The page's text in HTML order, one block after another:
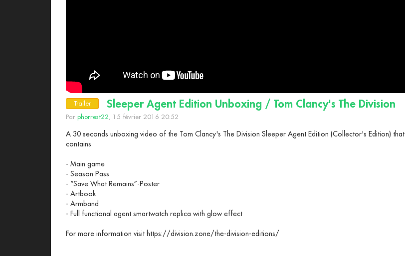
Trailer Sleeper Agent Edition Unboxing / Tom Clancy's The Division
Par phorrest22 , 15 février 2016 20:52
A 30 seconds unboxing video of the Tom Clancy's The Division Sleeper Agent Edition (Collector's Edition) that
contains
- Main game
- Season Pass
- “Save What Remains”-Poster
- Artbook
- Armband
- Full functional agent smartwatch replica with glow effect
For more information visit https://division.zone/the-division-editions/